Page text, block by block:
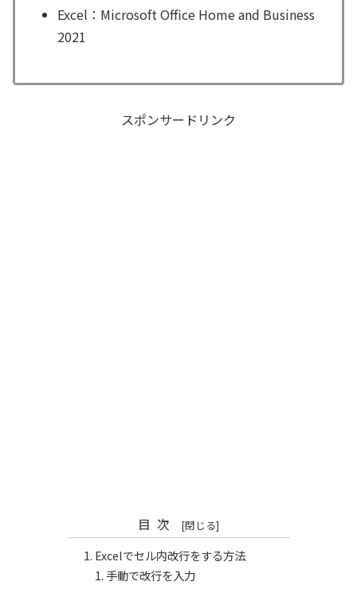
Excel：Microsoft Office Home and Business
2021
スポンサードリンク
目次
Excelでセル内改行をする方法
手動で改行を入力